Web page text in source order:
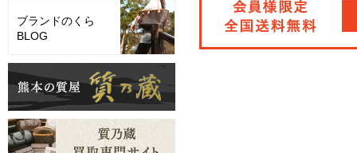
ブランドのくら
BLOG